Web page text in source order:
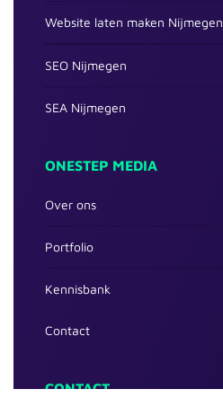
Website laten maken Nijmegen
SEO Nijmegen
SEA Nijmegen
ONESTEP MEDIA
Over ons
Portfolio
Kennisbank
Contact
CONTACT